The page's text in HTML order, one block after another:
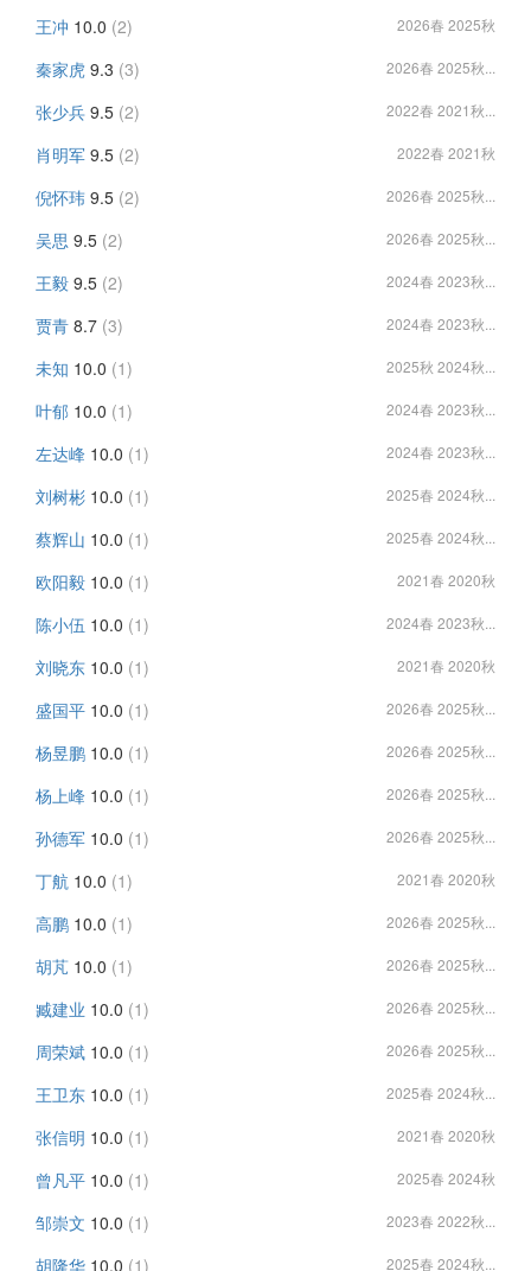
王冲 10.0 (2) 2026春 2025秋
秦家虎 9.3 (3) 2026春 2025秋...
张少兵 9.5 (2) 2022春 2021秋...
肖明军 9.5 (2) 2022春 2021秋
倪怀玮 9.5 (2) 2026春 2025秋...
吴思 9.5 (2) 2026春 2025秋...
王毅 9.5 (2) 2024春 2023秋...
贾青 8.7 (3) 2024春 2023秋...
未知 10.0 (1) 2025秋 2024秋...
叶郁 10.0 (1) 2024春 2023秋...
左达峰 10.0 (1) 2024春 2023秋...
刘树彬 10.0 (1) 2025春 2024秋...
蔡辉山 10.0 (1) 2025春 2024秋...
欧阳毅 10.0 (1) 2021春 2020秋
陈小伍 10.0 (1) 2024春 2023秋...
刘晓东 10.0 (1) 2021春 2020秋
盛国平 10.0 (1) 2026春 2025秋...
杨昱鹏 10.0 (1) 2026春 2025秋...
杨上峰 10.0 (1) 2026春 2025秋...
孙德军 10.0 (1) 2026春 2025秋...
丁航 10.0 (1) 2021春 2020秋
高鹏 10.0 (1) 2026春 2025秋...
胡芃 10.0 (1) 2026春 2025秋...
臧建业 10.0 (1) 2026春 2025秋...
周荣斌 10.0 (1) 2026春 2025秋...
王卫东 10.0 (1) 2025春 2024秋...
张信明 10.0 (1) 2021春 2020秋
曾凡平 10.0 (1) 2025春 2024秋
邹崇文 10.0 (1) 2023春 2022秋...
胡隆华 10.0 (1) 2025春 2024秋...